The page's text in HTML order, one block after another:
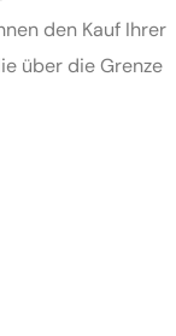
den Kauf Ihrer
über die Grenze